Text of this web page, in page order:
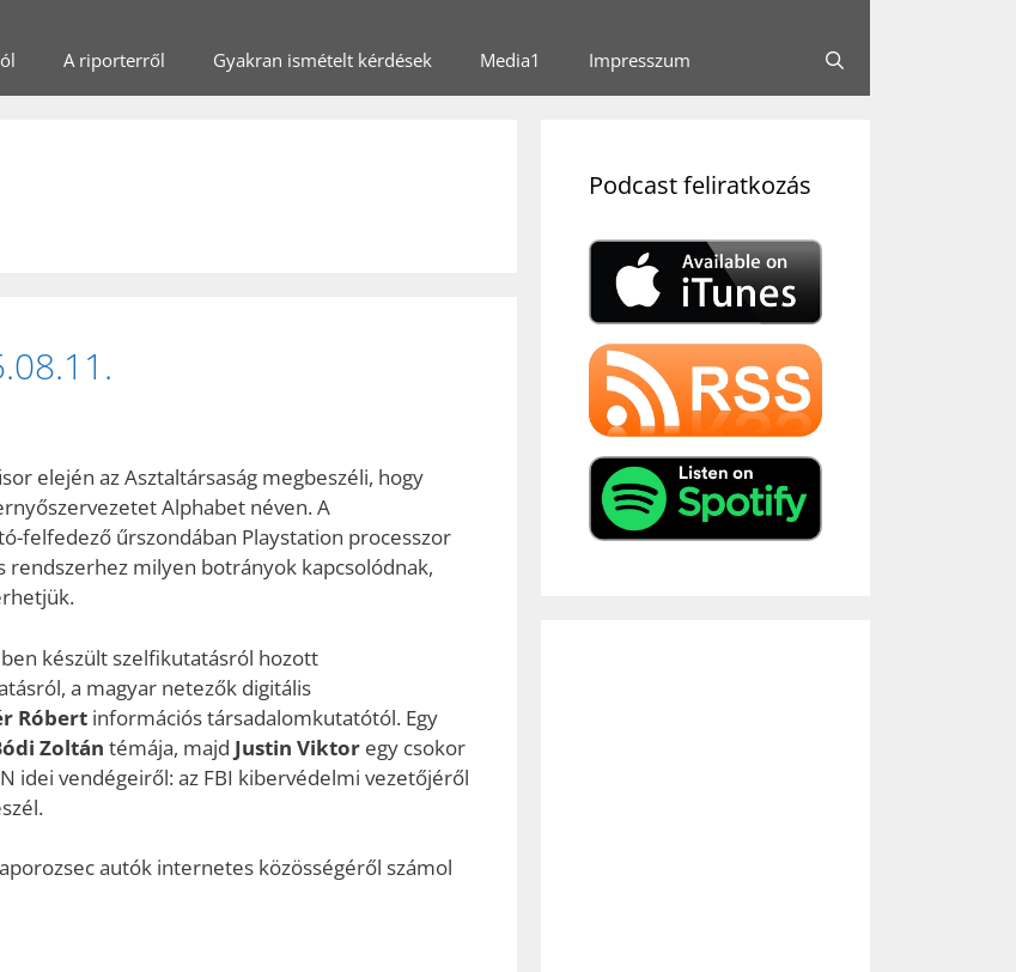
A riporterről Gyakran ismételt kérdések Media1 Impresszum
elején az Asztaltársaság megbeszéli, hogy
Alphabet néven. A
felfedező űrszondában Playstation processzor
rendszerhez milyen botrányok kapcsolódnak,
készült szelfikutatásról hozott
a magyar netezők digitális
Róbert információs társadalomkutatótól. Egy
Zoltán témája, majd Justin Viktor egy csokor
idei vendégeiről: az FBI kibervédelmi vezetőjéről
autók internetes közösségéről számol
Podcast feliratkozás